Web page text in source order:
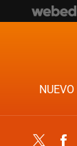
NUEVO
Twitter